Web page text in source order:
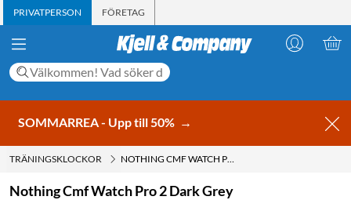
PRIVATPERSON FÖRETAG
SOMMARREA - Upp till 50% →
TRÄNINGSKLOCKOR NOTHING CMF WATCH PRO 2 DARK GREY
Nothing Cmf Watch Pro 2 Dark Grey